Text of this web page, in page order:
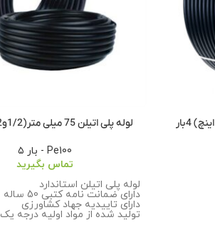
لوله پلی اتیلن 75 میلی متر(1/2و2 اینچ) 5بار
Pe100 - بار ۵
تماس بگیرید
لوله پلی اتیلن استاندارد
دارای ضمانت نامه کتبی 50 ساله
دارای تاییدیه جهاد کشاورزی
تولید شده از مواد اولیه درجه یک
تضمین بهترین کیفیت